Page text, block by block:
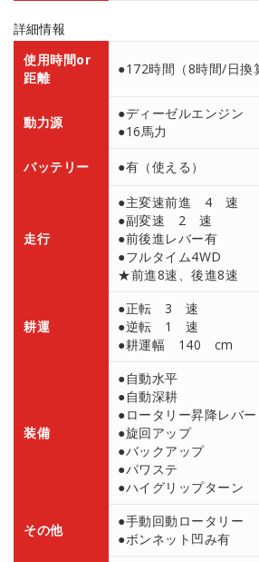
詳細情報
使用時間or
距離
●172時間（8時間/日換
動力源
●ディーゼルエンジン
●16馬力
バッテリー ●有（使える）
走行
●主変速前進 4 速
●副変速 2 速
●前後進レバー有
●フルタイム4WD
★前進8速、後進8速
耕運
●正転 3 速
●逆転 1 速
●耕運幅 140 cm
装備
●自動水平
●自動深耕
●ロータリー昇降レバー
●旋回アップ
●バックアップ
●パワステ
●ハイグリップターン
その他
●手動回動ロータリー
●ボンネット凹み有